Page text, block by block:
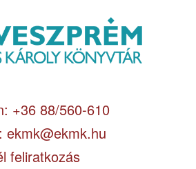
+36 88/560-610
ekmk@ekmk.hu
feliratkozás